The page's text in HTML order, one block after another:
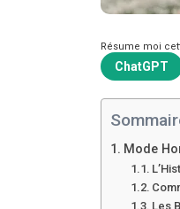
Résume moi
ChatGPT
Mode
Les